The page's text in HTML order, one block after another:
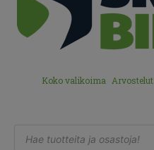
Koko valikoima Arvostelut